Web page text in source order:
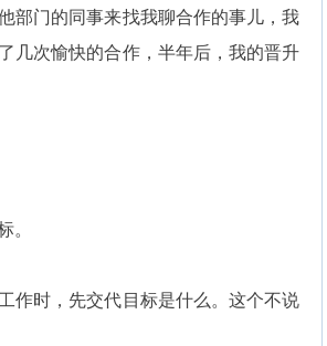
门的同事来找我聊合作的事儿，我
几次愉快的合作，半年后，我的晋升
。
时，先交代目标是什么。这个不说